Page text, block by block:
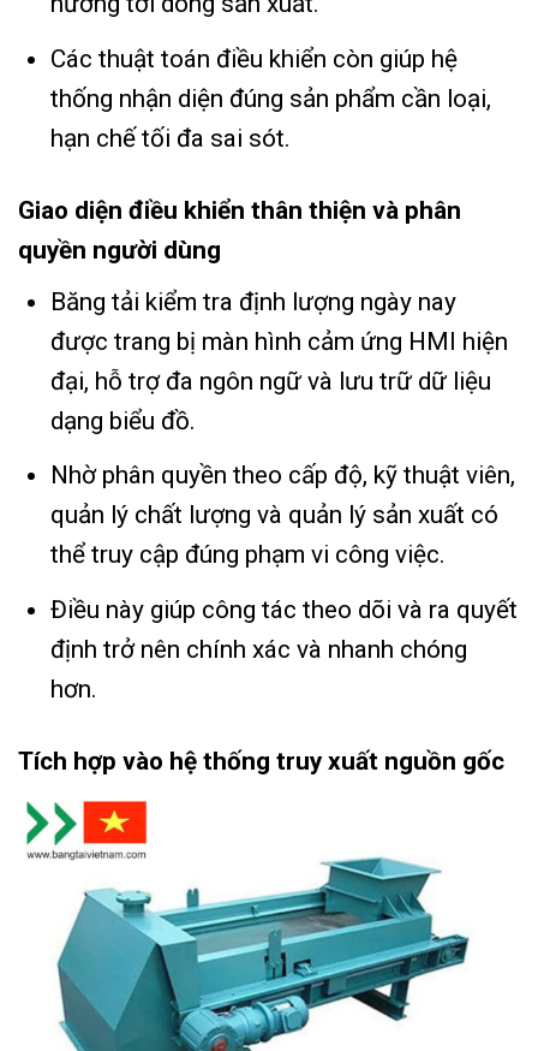
Các thuật toán điều khiển còn giúp hệ
thống nhận diện đúng sản phẩm cần loại,
hạn chế tối đa sai sót.
Giao diện điều khiển thân thiện và phân
quyền người dùng
Băng tải kiểm tra định lượng ngày nay
được trang bị màn hình cảm ứng HMI hiện
đại, hỗ trợ đa ngôn ngữ và lưu trữ dữ liệu
dạng biểu đồ.
Nhờ phân quyền theo cấp độ, kỹ thuật viên,
quản lý chất lượng và quản lý sản xuất có
thể truy cập đúng phạm vi công việc.
Điều này giúp công tác theo dõi và ra quyết
định trở nên chính xác và nhanh chóng
hơn.
Tích hợp vào hệ thống truy xuất nguồn gốc